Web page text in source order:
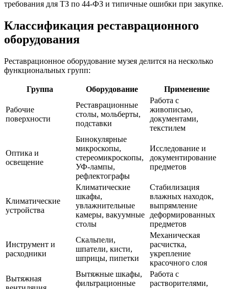
требования для ТЗ по 44-ФЗ и типичные ошибки при закупке.
Классификация реставрационного
оборудования
Реставрационное оборудование музея делится на несколько
функциональных групп:
Группа Оборудование Применение
Рабочие
поверхности
Реставрационные
столы, мольберты,
подставки
Работа с
живописью,
документами,
текстилем
Оптика и
освещение
Бинокулярные
микроскопы,
стереомикроскопы,
УФ-лампы,
рефлектографы
Исследование и
документирование
предметов
Климатические
устройства
Климатические
шкафы,
увлажнительные
камеры, вакуумные
столы
Стабилизация
влажных находок,
выпрямление
деформированных
предметов
Инструмент и
расходники
Скальпели,
шпатели, кисти,
шприцы, пипетки
Механическая
расчистка,
укрепление
красочного слоя
Вытяжная
Вытяжные шкафы,
фильтрационные
Работа с
растворителями,